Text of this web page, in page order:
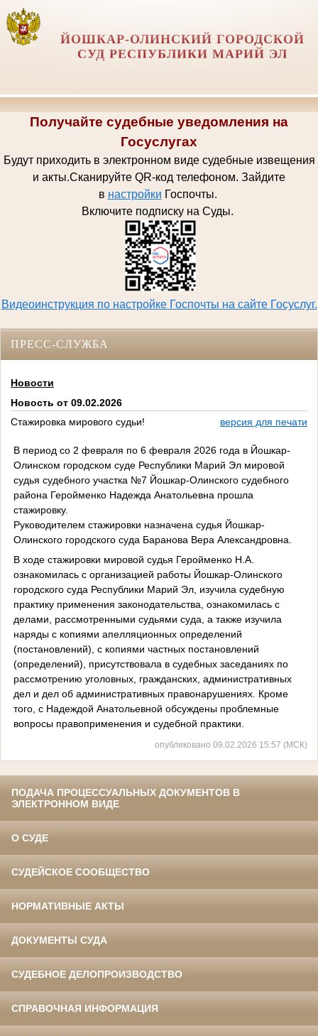
ЙОШКАР-ОЛИНСКИЙ ГОРОДСКОЙ
СУД РЕСПУБЛИКИ МАРИЙ ЭЛ
Получайте судебные уведомления на
Госуслугах
Будут приходить в электронном виде судебные извещения
и акты.Сканируйте QR-код телефоном. Зайдите
в настройки Госпочты.
Включите подписку на Суды.
Видеоинструкция по настройке Госпочты на сайте Госуслуг.
ПРЕСС-СЛУЖБА
Новости
Новость от 09.02.2026
Стажировка мирового судьи!
версия для печати
В период со 2 февраля по 6 февраля 2026 года в Йошкар-
Олинском городском суде Республики Марий Эл мировой
судья судебного участка №7 Йошкар-Олинского судебного
района Геройменко Надежда Анатольевна прошла
стажировку.
Руководителем стажировки назначена судья Йошкар-
Олинского городского суда Баранова Вера Александровна.
В ходе стажировки мировой судья Геройменко Н.А.
ознакомилась с организацией работы Йошкар-Олинского
городского суда Республики Марий Эл, изучила судебную
практику применения законодательства, ознакомилась с
делами, рассмотренными судьями суда, а также изучила
наряды с копиями апелляционных определений
(постановлений), с копиями частных постановлений
(определений), присутствовала в судебных заседаниях по
рассмотрению уголовных, гражданских, административных
дел и дел об административных правонарушениях. Кроме
того, с Надеждой Анатольевной обсуждены проблемные
вопросы правоприменения и судебной практики.
опубликовано 09.02.2026 15:57 (МСК)
ПОДАЧА ПРОЦЕССУАЛЬНЫХ ДОКУМЕНТОВ В
ЭЛЕКТРОННОМ ВИДЕ
О СУДЕ
СУДЕЙСКОЕ СООБЩЕСТВО
НОРМАТИВНЫЕ АКТЫ
ДОКУМЕНТЫ СУДА
СУДЕБНОЕ ДЕЛОПРОИЗВОДСТВО
СПРАВОЧНАЯ ИНФОРМАЦИЯ